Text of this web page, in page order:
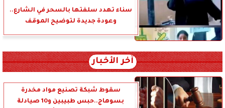
سناء تهدد سلفتها بالسحر في الشارع..
وعودة جديدة لتوضيح الموقف
آخر الأخبار
سقوط شبكة تصنيع مواد مخدرة
بسوهاج..حبس طبيبين و10 صيادلة